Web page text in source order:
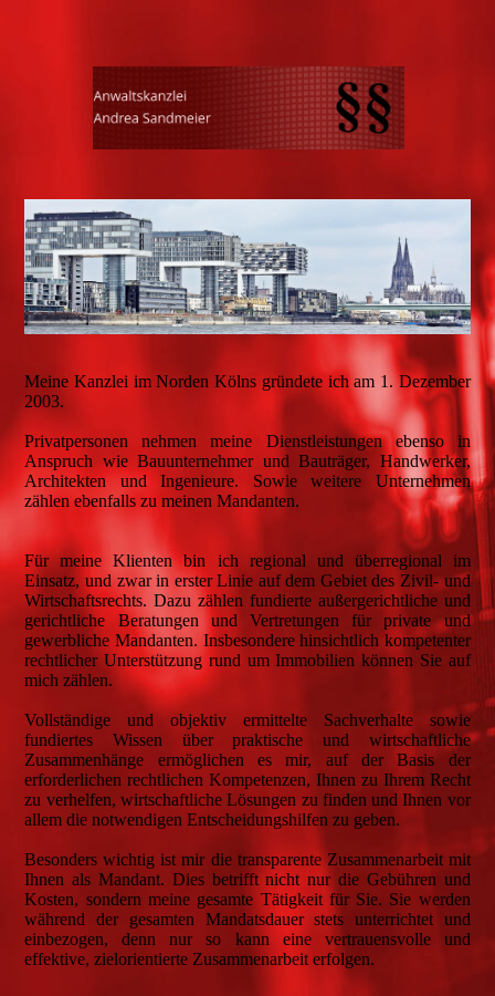
Meine Kanzlei im Norden Kölns gründete ich am 1. Dezember
2003.
Privatpersonen nehmen meine Dienstleistungen ebenso in
Anspruch wie Bauunternehmer und Bauträger, Handwerker,
Architekten und Ingenieure. Sowie weitere Unternehmen
zählen ebenfalls zu meinen Mandanten.
Für meine Klienten bin ich regional und überregional im
Einsatz, und zwar in erster Linie auf dem Gebiet des Zivil- und
Wirtschaftsrechts. Dazu zählen fundierte außergerichtliche und
gerichtliche Beratungen und Vertretungen für private und
gewerbliche Mandanten. Insbesondere hinsichtlich kompetenter
rechtlicher Unterstützung rund um Immobilien können Sie auf
mich zählen.
Vollständige und objektiv ermittelte Sachverhalte sowie
fundiertes Wissen über praktische und wirtschaftliche
Zusammenhänge ermöglichen es mir, auf der Basis der
erforderlichen rechtlichen Kompetenzen, Ihnen zu Ihrem Recht
zu verhelfen, wirtschaftliche Lösungen zu finden und Ihnen vor
allem die notwendigen Entscheidungshilfen zu geben.
Besonders wichtig ist mir die transparente Zusammenarbeit mit
Ihnen als Mandant. Dies betrifft nicht nur die Gebühren und
Kosten, sondern meine gesamte Tätigkeit für Sie. Sie werden
während der gesamten Mandatsdauer stets unterrichtet und
einbezogen, denn nur so kann eine vertrauensvolle und
effektive, zielorientierte Zusammenarbeit erfolgen.